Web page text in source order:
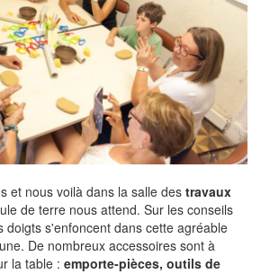
et nous voilà dans la salle des travaux
de terre nous attend. Sur les conseils
doigts s'enfoncent dans cette agréable
De nombreux accessoires sont à
la table : emporte-pièces, outils de